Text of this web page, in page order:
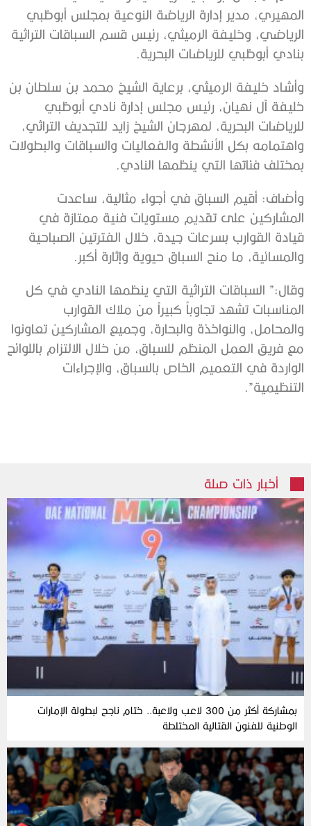
المهيري، مدير إدارة الرياضة النوعية بمجلس أبوظبي
الرياضي، وخليفة الرميثي، رئيس قسم السباقات التراثية
بنادي أبوظبي للرياضات البحرية.
وأشاد خليفة الرميثي، برعاية الشيخ محمد بن سلطان بن
خليفة آل نهيان، رئيس مجلس إدارة نادي أبوظبي
للرياضات البحرية، لمهرجان الشيخ زايد للتجديف التراثي،
واهتمامه بكل الأنشطة والفعاليات والسباقات والبطولات
بمختلف فئاتها التي ينظمها النادي.
وأضاف: أقيم السباق في أجواء مثالية، ساعدت
المشاركين على تقديم مستويات فنية ممتازة في
قيادة القوارب بسرعات جيدة، خلال الفترتين الصباحية
والمسائية، ما منح السباق حيوية وإثارة أكبر.
وقال:” السباقات التراثية التي ينظمها النادي في كل
المناسبات تشهد تجاوباً كبيراً من ملاك القوارب
والمحامل، والنواخذة والبحارة، وجميع المشاركين تعاونوا
مع فريق العمل المنظم للسباق، من خلال الالتزام باللوائح
الواردة في التعميم الخاص بالسباق، والإجراءات
التنظيمية”.
أخبار ذات صلة
بمشاركة أكثر من 300 لاعب ولاعبة.. ختام ناجح لبطولة الإمارات
الوطنية للفنون القتالية المختلطة